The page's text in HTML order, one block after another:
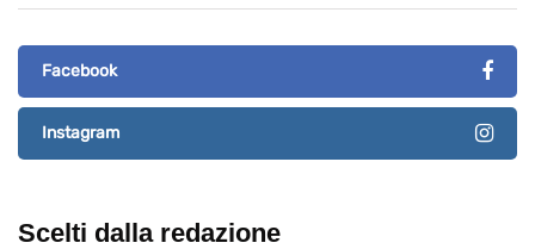
Facebook
Instagram
Scelti dalla redazione